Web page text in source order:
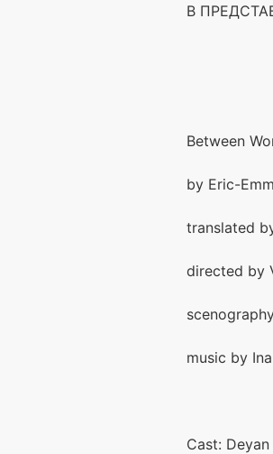
В
Between
by Eric-
translated
directed by
music by
Cast: